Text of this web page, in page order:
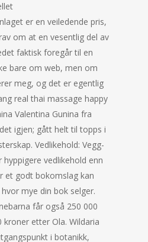
er en veiledende pris,
om at en vesentlig del av
faktisk foregår til en
bare om web, men om
meg, og det er egentlig
real thai massage happy
Valentina Gunina fra
igjen; gått helt til topps i
Vedlikehold: Vegg-
vedlikehold enn
et godt bokomslag kan
mye din bok selger.
får også 250 000
etter Ola. Wildaria
i botanikk,